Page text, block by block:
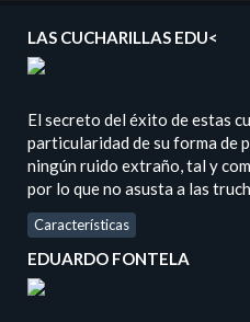
LAS CUCHARILLAS EDU<
El secreto del éxito de estas
particularidad de su forma de
ningún ruido extraño, tal y
por lo que no asusta a las
Características
EDUARDO FONTELA